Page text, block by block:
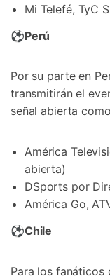
Mi Telefé, TyC
⚽Perú
Por su parte en
transmitirán el
señal abierta
América
abierta)
DSports por
América Go,
⚽Chile
Para los fanáticos